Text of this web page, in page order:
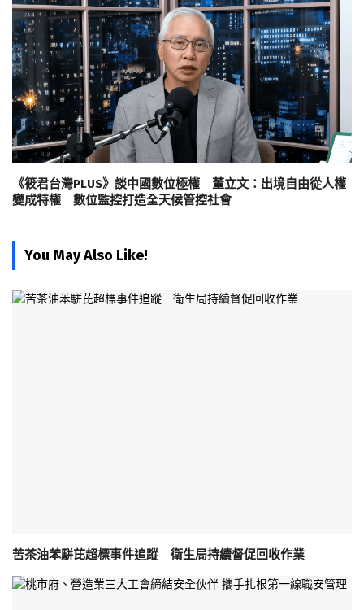
《筱君台灣PLUS》談中國數位極權 董立文：出境自由從人權
變成特權 數位監控打造全天候管控社會
You May Also Like!
苦茶油苯駢芘超標事件追蹤 衛生局持續督促回收作業